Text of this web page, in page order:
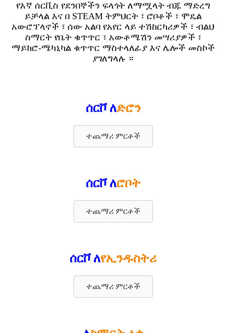
የእኛ ሰርቪስ የደንበኞችን ፍላጎት ለማሟላት ብጁ ማድረግ
ይቻላል እና በ STEAM ትምህርት ፣ ሮቦቶች ፣ ሞዴል
አውሮፕላኖች ፣ ሰው አልባ የአየር ላይ ተሽከርካሪዎች ፣ ብልህ
ስማርት የቤት ቁጥጥር ፣ አውቶሜሽን መሣሪያዎች ፣
ማይክሮ-ሜካኒካል ቁጥጥር ማስተላለፊያ እና ሌሎች መስኮች
ያገለግላሉ ።
ሰርቮ ለድሮን
ተጨማሪ ምርቶች
ሰርቮ ለሮቦት
ተጨማሪ ምርቶች
ሰርቮ ለየኢንዱስትሪ
ተጨማሪ ምርቶች